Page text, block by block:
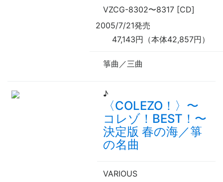
VZCG-8302〜8317 [CD]
2005/7/21発売
47,143円（本体42,857円）
箏曲／三曲
♪
〈COLEZO！〉 〜
コレゾ！BEST！ 〜
決定版 春の海／箏
の名曲
VARIOUS